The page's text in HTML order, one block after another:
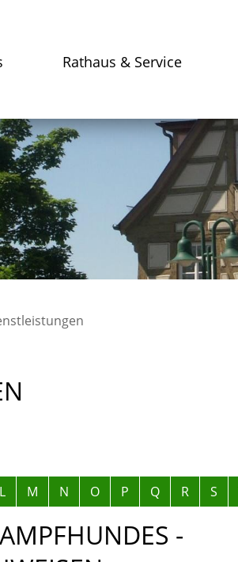
Rathaus & Service
L M N O P Q R S
-